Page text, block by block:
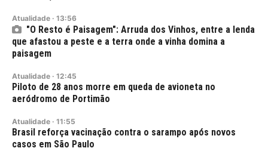
Atualidade · 13:56
"O Resto é Paisagem": Arruda dos Vinhos, entre a lenda
que afastou a peste e a terra onde a vinha domina a
paisagem
Atualidade · 12:45
Piloto de 28 anos morre em queda de avioneta no
aeródromo de Portimão
Atualidade · 11:55
Brasil reforça vacinação contra o sarampo após novos
casos em São Paulo